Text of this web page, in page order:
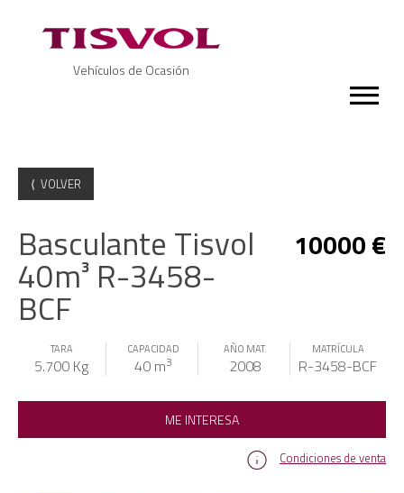
Vehículos de Ocasión
⟨ VOLVER
Basculante Tisvol
40m³ R-3458-
BCF
10000 €
TARA
5.700 Kg
CAPACIDAD
40 m3
AÑO MAT.
2008
MATRÍCULA
R-3458-BCF
ME INTERESA
Condiciones de venta